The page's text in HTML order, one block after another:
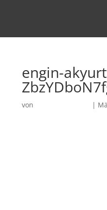
engin-
von |